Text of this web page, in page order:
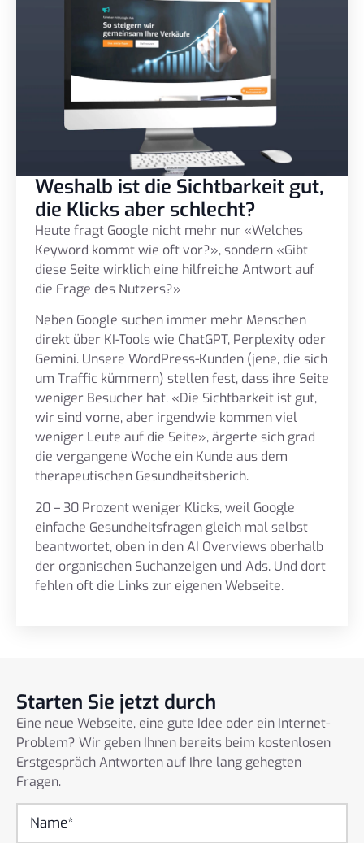
Weshalb ist die Sichtbarkeit gut,
die Klicks aber schlecht?
Heute fragt Google nicht mehr nur «Welches
Keyword kommt wie oft vor?», sondern «Gibt
diese Seite wirklich eine hilfreiche Antwort auf
die Frage des Nutzers?»
Neben Google suchen immer mehr Menschen
direkt über KI-Tools wie ChatGPT, Perplexity oder
Gemini. Unsere WordPress-Kunden (jene, die sich
um Traffic kümmern) stellen fest, dass ihre Seite
weniger Besucher hat. «Die Sichtbarkeit ist gut,
wir sind vorne, aber irgendwie kommen viel
weniger Leute auf die Seite», ärgerte sich grad
die vergangene Woche ein Kunde aus dem
therapeutischen Gesundheitsberich.
20 – 30 Prozent weniger Klicks, weil Google
einfache Gesundheitsfragen gleich mal selbst
beantwortet, oben in den AI Overviews oberhalb
der organischen Suchanzeigen und Ads. Und dort
fehlen oft die Links zur eigenen Webseite.
Starten Sie jetzt durch
Eine neue Webseite, eine gute Idee oder ein Internet-
Problem? Wir geben Ihnen bereits beim kostenlosen
Erstgespräch Antworten auf Ihre lang gehegten
Fragen.